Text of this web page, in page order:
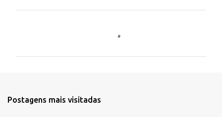
Postagens mais visitadas